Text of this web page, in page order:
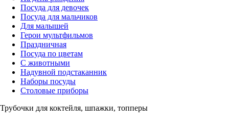
Посуда для девочек
Посуда для мальчиков
Для малышей
Герои мультфильмов
Праздничная
Посуда по цветам
С животными
Надувной подстаканник
Наборы посуды
Столовые приборы
Трубочки для коктейля, шпажки, топперы